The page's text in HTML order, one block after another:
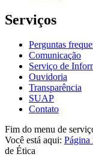
Serviços
Perguntas
Comunicação
Serviço de
Ouvidoria
Transparência
SUAP
Contato
Fim do menu de
Você está aqui:
de Ética